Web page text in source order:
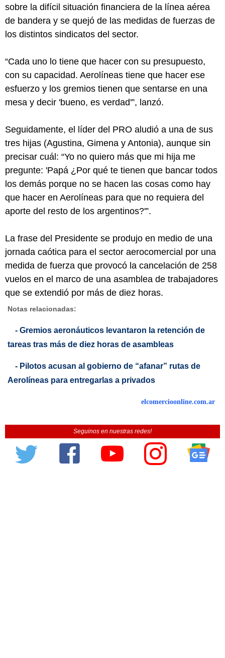
sobre la difícil situación financiera de la línea aérea
de bandera y se quejó de las medidas de fuerzas de
los distintos sindicatos del sector.
“Cada uno lo tiene que hacer con su presupuesto,
con su capacidad. Aerolíneas tiene que hacer ese
esfuerzo y los gremios tienen que sentarse en una
mesa y decir 'bueno, es verdad'”, lanzó.
Seguidamente, el líder del PRO aludió a una de sus
tres hijas (Agustina, Gimena y Antonia), aunque sin
precisar cuál: “Yo no quiero más que mi hija me
pregunte: 'Papá ¿Por qué te tienen que bancar todos
los demás porque no se hacen las cosas como hay
que hacer en Aerolíneas para que no requiera del
aporte del resto de los argentinos?'”.
La frase del Presidente se produjo en medio de una
jornada caótica para el sector aerocomercial por una
medida de fuerza que provocó la cancelación de 258
vuelos en el marco de una asamblea de trabajadores
que se extendió por más de diez horas.
Notas relacionadas:
- Gremios aeronáuticos levantaron la retención de
tareas tras más de diez horas de asambleas
- Pilotos acusan al gobierno de “afanar” rutas de
Aerolíneas para entregarlas a privados
elcomercioonline.com.ar
Seguinos en nuestras redes!